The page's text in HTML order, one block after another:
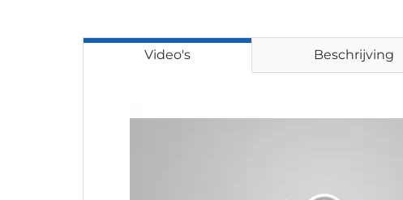
Video's Beschrijving